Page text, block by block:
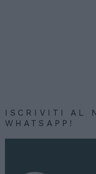
ISCRIVITI AL
WHATSAPP!